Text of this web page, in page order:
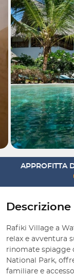
APPROFITTA
Descrizione
Rafiki Village a
relax e avventura
rinomate spiagge
National Park,
familiare e